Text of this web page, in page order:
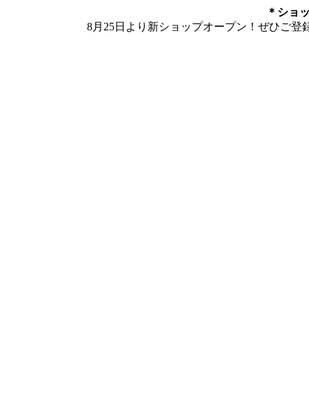
＊ショ
8月25日より新ショップオープン！ぜひご